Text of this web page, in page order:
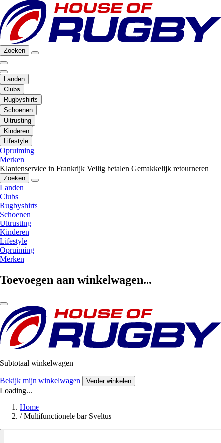
Zoeken
Landen
Clubs
Rugbyshirts
Schoenen
Uitrusting
Kinderen
Lifestyle
Opruiming
Merken
Klantenservice in Frankrijk Veilig betalen Gemakkelijk retourneren
Zoeken
Landen
Clubs
Rugbyshirts
Schoenen
Uitrusting
Kinderen
Lifestyle
Opruiming
Merken
Toevoegen aan winkelwagen...
Subtotaal winkelwagen
Bekijk mijn winkelwagen Verder winkelen
Loading...
Home
/ Multifunctionele bar Sveltus